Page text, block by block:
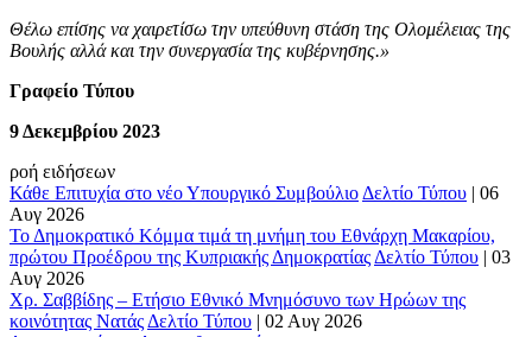
Θέλω επίσης να χαιρετίσω την υπεύθυνη στάση της Ολομέλειας της
Βουλής αλλά και την συνεργασία της κυβέρνησης.»
Γραφείο Τύπου
9 Δεκεμβρίου 2023
ροή ειδήσεων
Κάθε Επιτυχία στο νέο Υπουργικό Συμβούλιο Δελτίο Τύπου | 06
Αυγ 2026
Το Δημοκρατικό Κόμμα τιμά τη μνήμη του Εθνάρχη Μακαρίου,
πρώτου Προέδρου της Κυπριακής Δημοκρατίας Δελτίο Τύπου | 03
Αυγ 2026
Χρ. Σαββίδης – Ετήσιο Εθνικό Μνημόσυνο των Ηρώων της
κοινότητας Νατάς Δελτίο Τύπου | 02 Αυγ 2026